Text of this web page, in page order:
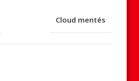
Cloud mentés